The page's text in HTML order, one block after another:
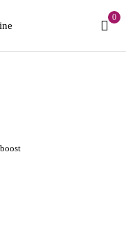
0